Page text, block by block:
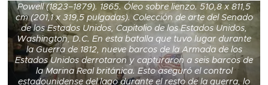
Powell (1823–1879). 1865. Óleo sobre lienzo. 510,8 x 811,5
cm (201,1 x 319,5 pulgadas). Colección de arte del Senado
de los Estados Unidos, Capitolio de los Estados Unidos,
Washington, D.C. En esta batalla que tuvo lugar durante
la Guerra de 1812, nueve barcos de la Armada de los
Estados Unidos derrotaron y capturaron a seis barcos de
la Marina Real británica. Esto aseguró el control
estadounidense del lago durante el resto de la guerra, lo